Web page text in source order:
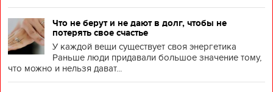
Что не берут и не дают в долг, чтобы не
потерять свое счастье
У каждой вещи существует своя энергетика
Раньше люди придавали большое значение тому,
что можно и нельзя дават...